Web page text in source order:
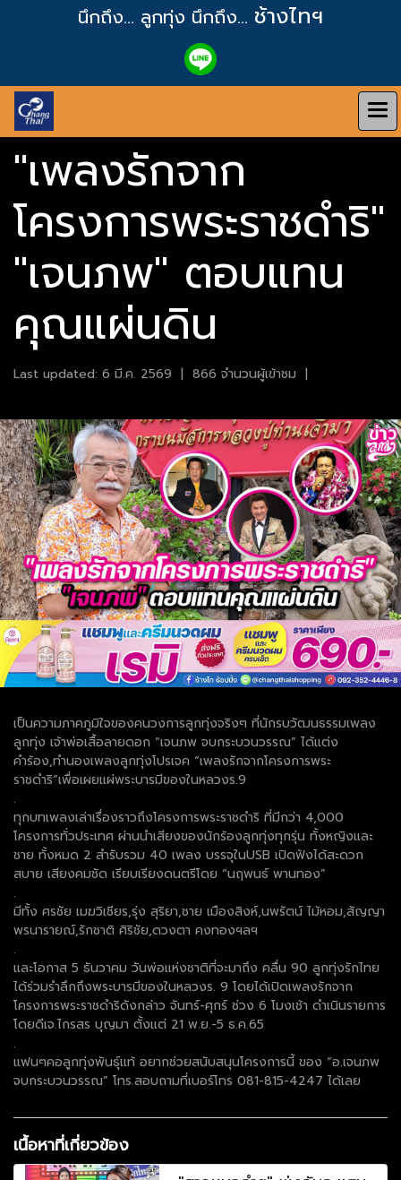
นึกถึง... ลูกทุ่ง นึกถึง... ช้างไทฯ
"เพลงรักจาก
โครงการพระราชดำริ"
"เจนภพ" ตอบแทน
คุณแผ่นดิน
Last updated: 6 มี.ค. 2569 | 866 จำนวนผู้เข้าชม |
เป็นความภาคภูมิใจของคนวงการลูกทุ่งจริงๆ ที่นักรบวัฒนธรรมเพลง
ลูกทุ่ง เจ้าพ่อเสื้อลายดอก “เจนภพ จบกระบวนวรรณ” ได้แต่ง
คำร้อง,ทำนองเพลงลูกทุ่งโปรเจค “เพลงรักจากโครงการพระ
ราชดำริ”เพื่อเผยแผ่พระบารมีของในหลวงร.9
.
ทุกบทเพลงเล่าเรื่องราวถึงโครงการพระราชดำริ ที่มีกว่า 4,000
โครงการทั่วประเทศ ผ่านนำเสียงของนักร้องลูกทุ่งทุกรุ่น ทั้งหญิงและ
ชาย ทั้งหมด 2 สำรับรวม 40 เพลง บรรจุในUSB เปิดฟังได้สะดวก
สบาย เสียงคมชัด เรียบเรียงดนตรีโดย “นฤพนธ์ พานทอง”
.
มีทั้ง ศรชัย เมฆวิเชียร,รุ่ง สุริยา,ชาย เมืองสิงห์,นพรัตน์ ไม้หอม,สัญญา
พรนารายณ์,รักชาติ ศิริชัย,ดวงตา คงทองฯลฯ
.
และโอกาส 5 ธันวาคม วันพ่อแห่งชาติที่จะมาถึง คลื่น 90 ลูกทุ่งรักไทย
ได้ร่วมรำลึกถึงพระบารมีของในหลวงร. 9 โดยได้เปิดเพลงรักจาก
โครงการพระราชดำริดังกล่าว จันทร์-ศุกร์ ช่วง 6 โมงเช้า ดำเนินรายการ
โดยดีเจ.ไกรสร บุญมา ตั้งแต่ 21 พ.ย.-5 ธ.ค.65
.
แฟนๆคอลูกทุ่งพันธุ์แท้ อยากช่วยสนับสนุนโครงการนี้ ของ “อ.เจนภพ
จบกระบวนวรรณ” โทร.สอบถามที่เบอร์โทร 081-815-4247 ได้เลย
เนื้อหาที่เกี่ยวข้อง